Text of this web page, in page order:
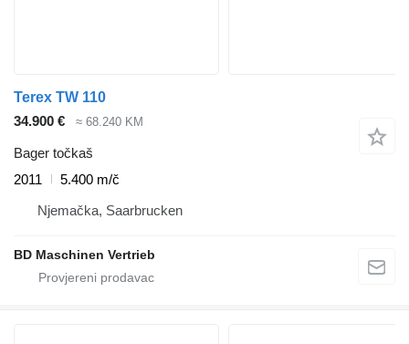
Terex TW 110
34.900 €
≈ 68.240 KM
Bager točkaš
2011
5.400 m/č
Njemačka, Saarbrucken
BD Maschinen Vertrieb